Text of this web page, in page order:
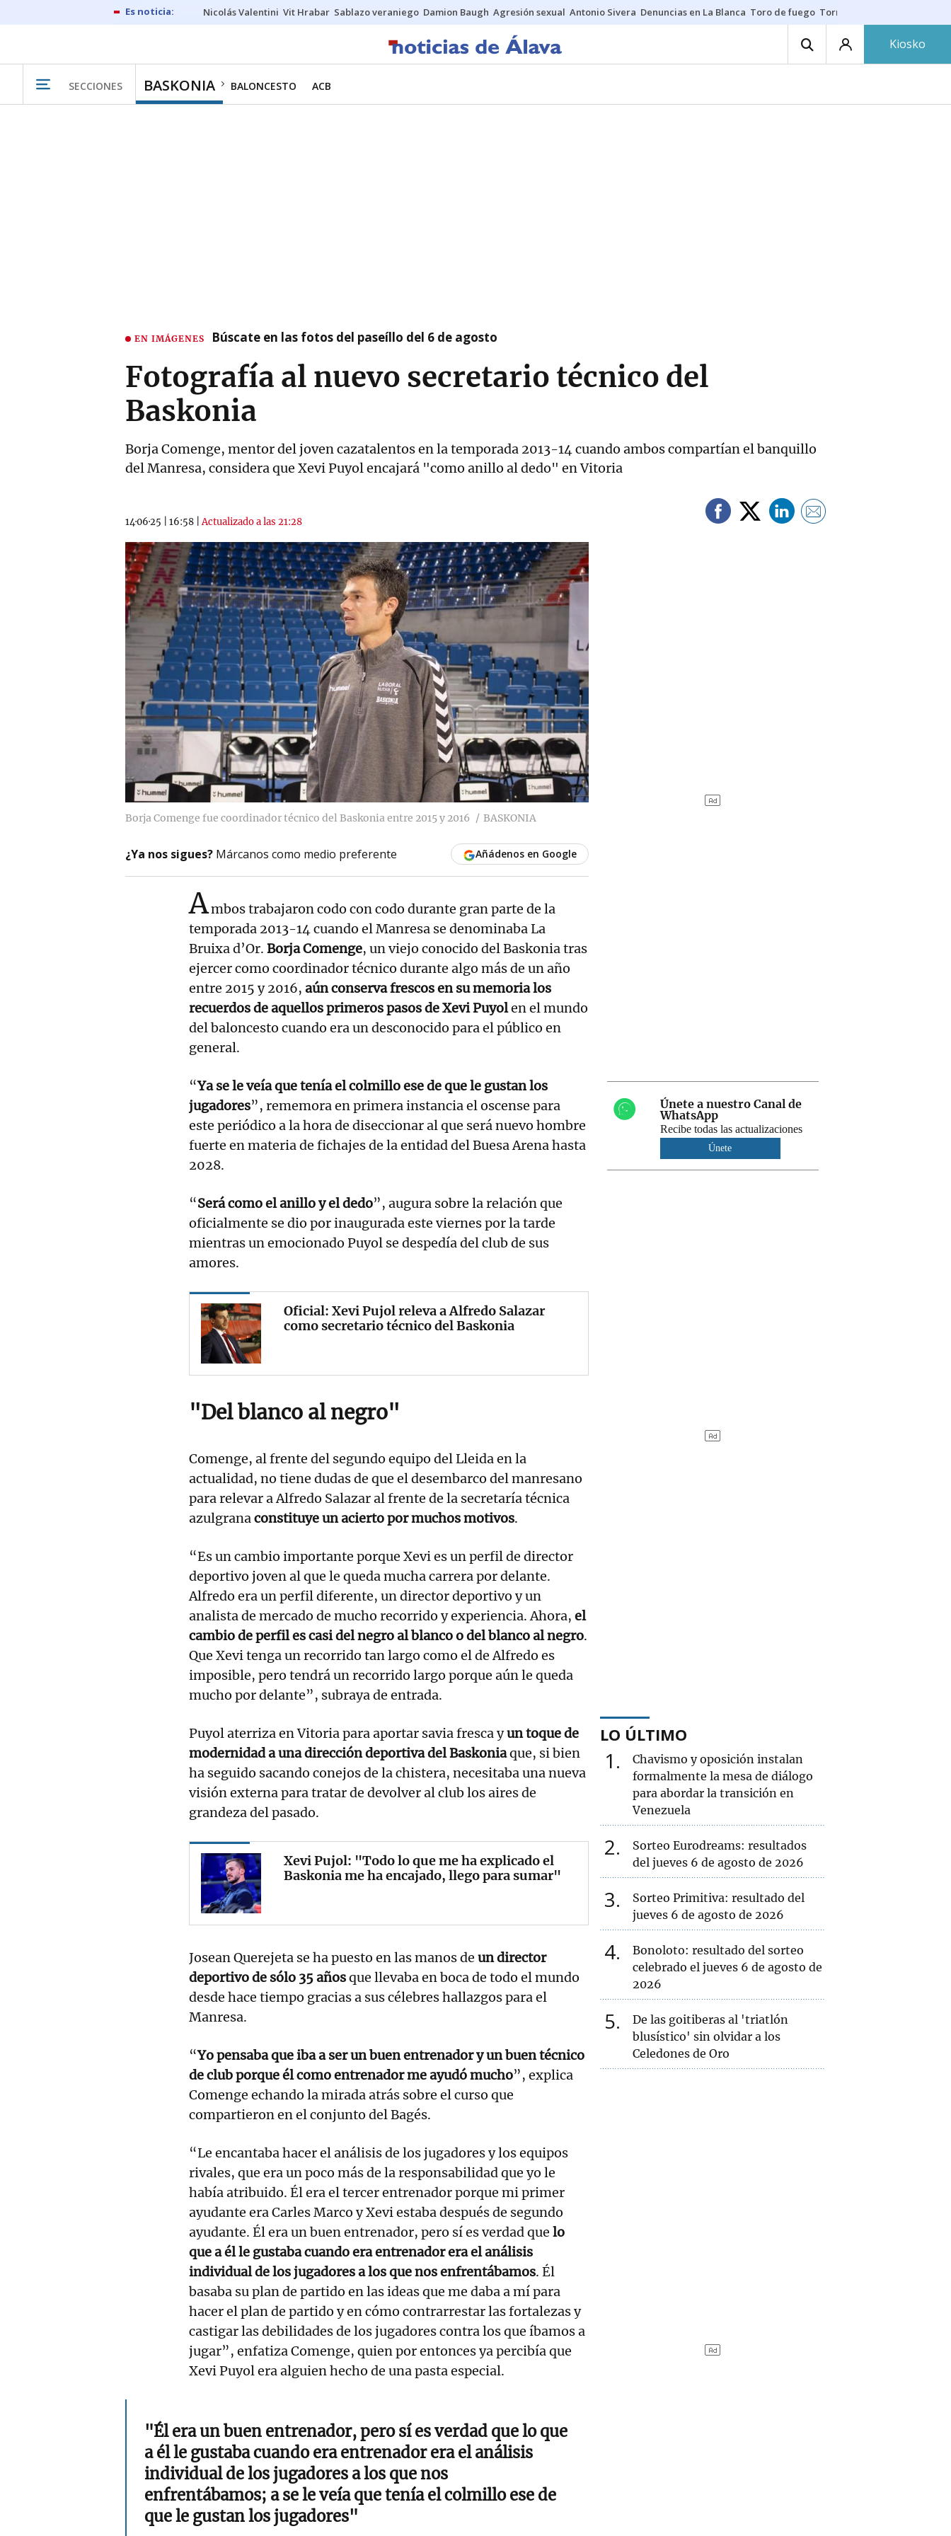
Nicolás Valentini Vit Hrabar Sablazo veraniego Damion Baugh Agresión sexual Antonio Sivera Denuncias en La Blanca Toro de fuego Tornike Shengelia
Kiosko
SECCIONES BASKONIA BALONCESTO ACB
EN IMÁGENES Búscate en las fotos del paseíllo del 6 de agosto
Fotografía al nuevo secretario técnico del
Baskonia
Borja Comenge, mentor del joven cazatalentos en la temporada 2013-14 cuando ambos compartían el banquillo
del Manresa, considera que Xevi Puyol encajará "como anillo al dedo" en Vitoria
14·06·25 16:58 |Actualizado a las 21:28
Borja Comenge fue coordinador técnico del Baskonia entre 2015 y 2016 BASKONIA
¿Ya nos sigues? Márcanos como medio preferente Añádenos en Google
Ambos trabajaron codo con codo durante gran parte de la
temporada 2013-14 cuando el Manresa se denominaba La
Bruixa d’Or. Borja Comenge, un viejo conocido del Baskonia tras
ejercer como coordinador técnico durante algo más de un año
entre 2015 y 2016, aún conserva frescos en su memoria los
recuerdos de aquellos primeros pasos de Xevi Puyolen el mundo
del baloncesto cuando era un desconocido para el público en
general.
“Ya se le veía que tenía el colmillo ese de que le gustan los
jugadores”, rememora en primera instancia el oscense para
este periódico a la hora de diseccionar al que será nuevo hombre
fuerte en materia de fichajes de la entidad del Buesa Arena hasta
2028.
“Será como el anillo y el dedo”, augura sobre la relación que
oficialmente se dio por inaugurada este viernes por la tarde
mientras un emocionado Puyol se despedía del club de sus
amores.
Oficial: Xevi Pujol releva a Alfredo Salazar
como secretario técnico del Baskonia
"Del blanco al negro"
Comenge, al frente del segundo equipo del Lleida en la
actualidad, no tiene dudas de que el desembarco del manresano
para relevar a Alfredo Salazar al frente de la secretaría técnica
azulgranaconstituye un acierto por muchos motivos.
“Es un cambio importante porque Xevi es un perfil de director
deportivo joven al que le queda mucha carrera por delante.
Alfredo era un perfil diferente, un director deportivo y un
analista de mercado de mucho recorrido y experiencia. Ahora, el
cambio de perfil es casi del negro al blanco o del blanco al negro.
Que Xevi tenga un recorrido tan largo como el de Alfredo es
imposible, pero tendrá un recorrido largo porque aún le queda
mucho por delante”, subraya de entrada.
Puyol aterriza en Vitoria para aportar savia fresca yun toque de
modernidad a una dirección deportiva del Baskoniaque, si bien
ha seguido sacando conejos de la chistera, necesitaba una nueva
visión externa para tratar de devolver al club los aires de
grandeza del pasado.
Xevi Pujol: "Todo lo que me ha explicado el
Baskonia me ha encajado, llego para sumar"
Josean Querejeta se ha puesto en las manos de un director
deportivo de sólo 35 añosque llevaba en boca de todo el mundo
desde hace tiempo gracias a sus célebres hallazgos para el
Manresa.
“Yo pensaba que iba a ser un buen entrenador y un buen técnico
de club porque él como entrenador me ayudó mucho”, explica
Comenge echando la mirada atrás sobre el curso que
compartieron en el conjunto del Bagés.
“Le encantaba hacer el análisis de los jugadores y los equipos
rivales, que era un poco más de la responsabilidad que yo le
había atribuido. Él era el tercer entrenador porque mi primer
ayudante era Carles Marco y Xevi estaba después de segundo
ayudante. Él era un buen entrenador, pero sí es verdad que lo
que a él le gustaba cuando era entrenador era el análisis
individual de los jugadores a los que nos enfrentábamos. Él
basaba su plan de partido en las ideas que me daba a mí para
hacer el plan de partido y en cómo contrarrestar las fortalezas y
castigar las debilidades de los jugadores contra los que íbamos a
jugar”, enfatiza Comenge, quien por entonces ya percibía que
Xevi Puyol era alguien hecho de una pasta especial.
"Él era un buen entrenador, pero sí es verdad que lo que
a él le gustaba cuando era entrenador era el análisis
individual de los jugadores a los que nos
enfrentábamos; a se le veía que tenía el colmillo ese de
que le gustan los jugadores"
Únete a nuestro Canal de
WhatsApp
Recibe todas las actualizaciones
Únete
LO ÚLTIMO
1
Chavismo y oposición instalan
formalmente la mesa de diálogo
para abordar la transición en
Venezuela
2
Sorteo Eurodreams: resultados
del jueves 6 de agosto de 2026
3
Sorteo Primitiva: resultado del
jueves 6 de agosto de 2026
4
Bonoloto: resultado del sorteo
celebrado el jueves 6 de agosto de
2026
5
De las goitiberas al 'triatlón
blusístico' sin olvidar a los
Celedones de Oro